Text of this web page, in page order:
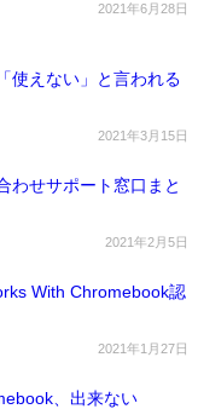
2021年6月28日
使えない」と言われる
2021年3月15日
わせサポート窓口まと
2021年2月5日
With Chromebook認
2021年1月27日
、出来ない